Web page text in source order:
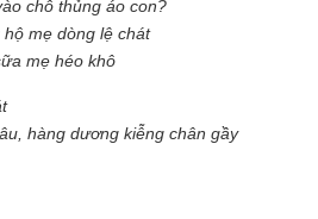
chỗ thủng áo con?
mẹ dòng lệ chát
mẹ héo khô
hàng dương kiễng chân gầy